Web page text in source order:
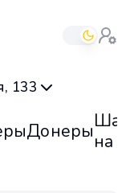
133
Донерына